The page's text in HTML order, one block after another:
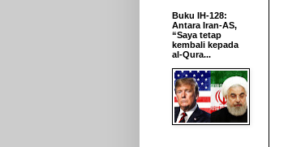
Buku IH-128:
Antara Iran-AS,
“Saya tetap
kembali kepada
al-Qura...